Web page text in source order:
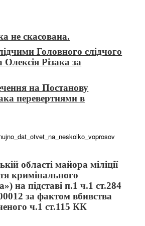
не скасована.
Головного слідчого
Різака за
на Постанову
перевертнями в
області майора міліції
кримінального
на підставі п.1 ч.1 ст.284
за фактом вбивства
ч.1 ст.115 КК